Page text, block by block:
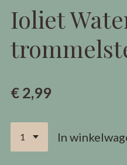
Ioliet
€ 2,99
In